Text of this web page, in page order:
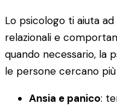
Lo psicologo ti aiuta
relazionali e
quando necessario, la
le persone cercano
Ansia e panico: